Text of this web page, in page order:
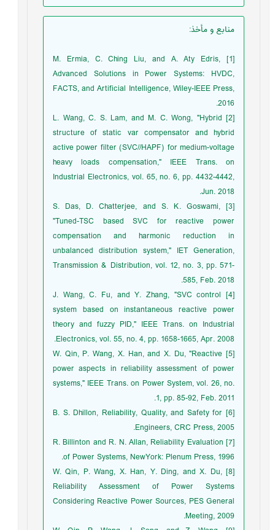
منابع و مأخذ:
[1] M. Ermia, C. Ching Liu, and A. Aty Edris,
Advanced Solutions in Power Systems: HVDC,
FACTS, and Artificial Intelligence, Wiley-IEEE Press,
2016.
[2] L. Wang, C. S. Lam, and M. C. Wong, "Hybrid
structure of static var compensator and hybrid
active power filter (SVC//HAPF) for medium-voltage
heavy loads compensation," IEEE Trans. on
Industrial Electronics, vol. 65, no. 6, pp. 4432-4442,
Jun. 2018.
[3] S. Das, D. Chatterjee, and S. K. Goswami,
"Tuned-TSC based SVC for reactive power
compensation and harmonic reduction in
unbalanced distribution system," IET Generation,
Transmission & Distribution, vol. 12, no. 3, pp. 571-
585, Feb. 2018.
[4] J. Wang, C. Fu, and Y. Zhang, "SVC control
system based on instantaneous reactive power
theory and fuzzy PID," IEEE Trans. on Industrial
Electronics, vol. 55, no. 4, pp. 1658-1665, Apr. 2008.
[5] W. Qin, P. Wang, X. Han, and X. Du, "Reactive
power aspects in reliability assessment of power
systems," IEEE Trans. on Power System, vol. 26, no.
1, pp. 85-92, Feb. 2011.
[6] B. S. Dhillon, Reliability, Quality, and Safety for
Engineers, CRC Press, 2005.
[7] R. Billinton and R. N. Allan, Reliability Evaluation
of Power Systems, NewYork: Plenum Press, 1996.
[8] W. Qin, P. Wang, X. Han, Y. Ding, and X. Du,
Reliability Assessment of Power Systems
Considering Reactive Power Sources, PES General
Meeting, 2009.